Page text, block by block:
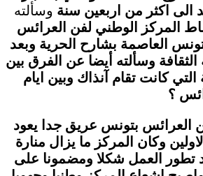
الى اكثر من اربعين سنة وسألته
المركز الوطني لفن العرائس
العاصمة بشارح الحرية وبعد
الثقافة وسألته أيضا عن الفرق بين
التي كانت تقام آنذاك وبين ايام
؟
العرائس بتونس عريق جدا يعود
وكان المركز ما يزال منارة
تطور العمل شكلا ومضمونا على